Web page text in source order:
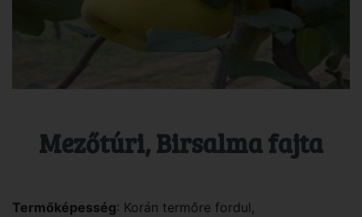
Mezőtúri, Birsalma fajta
Termőképesség: Korán termőre fordul,